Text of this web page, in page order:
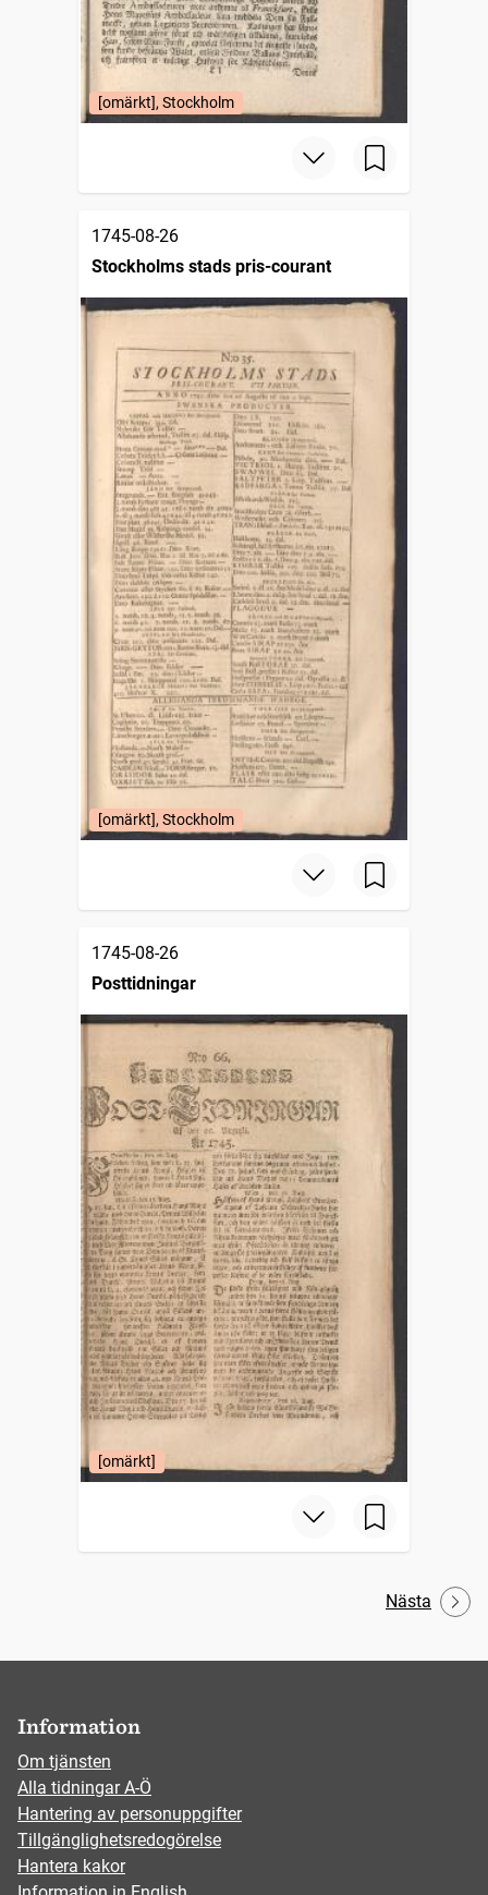
[omärkt], Stockholm
1745-08-26
Stockholms stads pris-courant
[omärkt], Stockholm
1745-08-26
Posttidningar
[omärkt]
Nästa
Information
Om tjänsten
Alla tidningar A-Ö
Hantering av personuppgifter
Tillgänglighetsredogörelse
Hantera kakor